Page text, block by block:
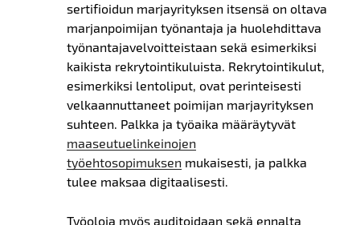
sertifioidun marjayrityksen itsensä on oltava
marjanpoimijan työnantaja ja huolehdittava
työnantajavelvoitteistaan sekä esimerkiksi
kaikista rekrytointikuluista. Rekrytointikulut,
esimerkiksi lentoliput, ovat perinteisesti
velkaannuttaneet poimijan marjayrityksen
suhteen. Palkka ja työaika määräytyvät
maaseutuelinkeinojen
työehtosopimuksen mukaisesti, ja palkka
tulee maksaa digitaalisesti.
Työoloja myös auditoidaan sekä ennalta